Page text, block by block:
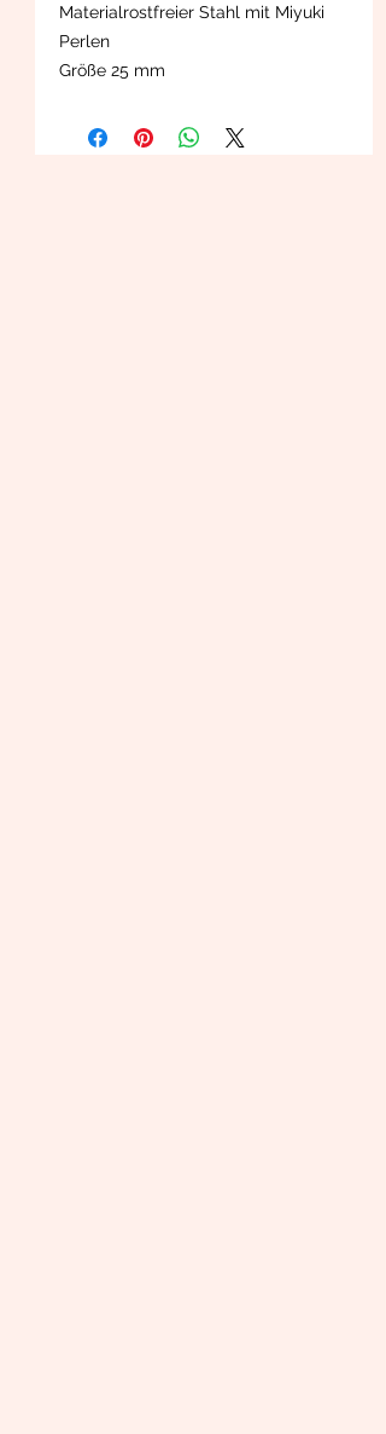
Materialrostfreier Stahl mit Miyuki
Perlen
Größe 25 mm